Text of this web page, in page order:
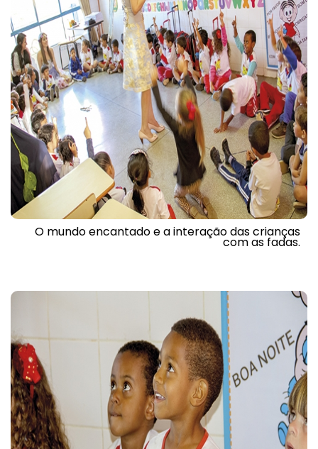
O mundo encantado e a interação das crianças
com as fadas.